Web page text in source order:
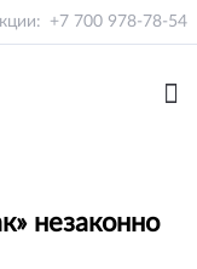
+7 700 978-78-54
незаконно